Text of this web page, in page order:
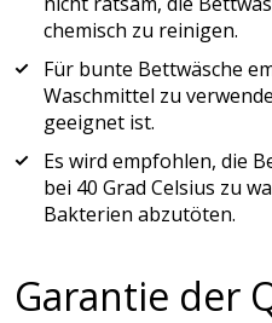
chemisch zu reinigen.
Für bunte Bettwäsche
Waschmittel zu
geeignet ist.
Es wird empfohlen, die
bei 40 Grad Celsius zu
Bakterien abzutöten.
Garantie der